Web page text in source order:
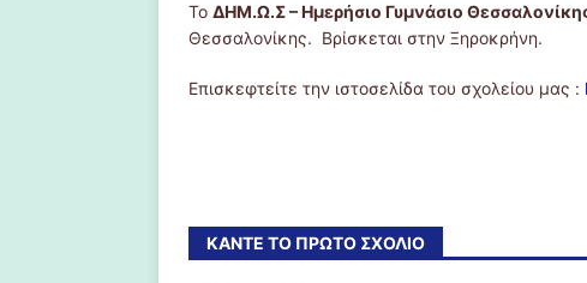
Το ΔΗΜ.Ω.Σ – Ημερήσιο Γυμνάσιο
Θεσσαλονίκης. Βρίσκεται στην Ξηροκρήνη.
Επισκεφτείτε την ιστοσελίδα του σχολείου μας :
ΚΆΝΤΕ ΤΟ ΠΡΏΤΟ ΣΧΌΛΙΟ